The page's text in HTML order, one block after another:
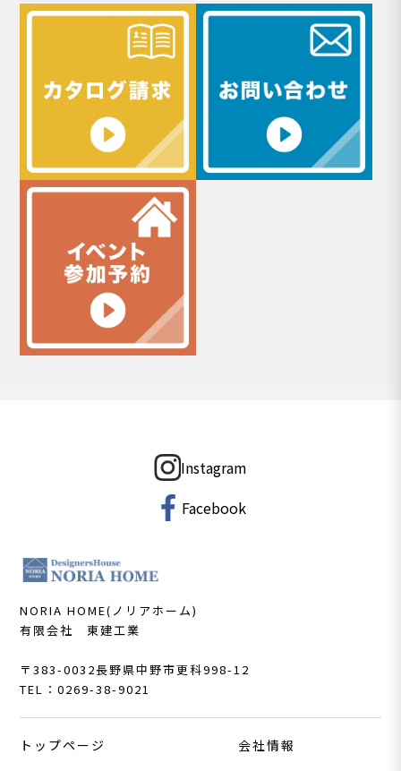
Instagram
Facebook
NORIA HOME(ノリアホーム)
有限会社 東建工業
〒383-0032長野県中野市更科998-12
TEL：0269-38-9021
トップページ 会社情報